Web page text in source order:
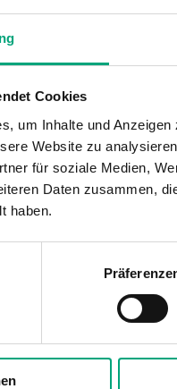
Cookies
um Inhalte und
Website zu
für soziale Medien,
Daten zusammen,
haben.
2-Wege
Regelventil,
BSP-Außengewinde